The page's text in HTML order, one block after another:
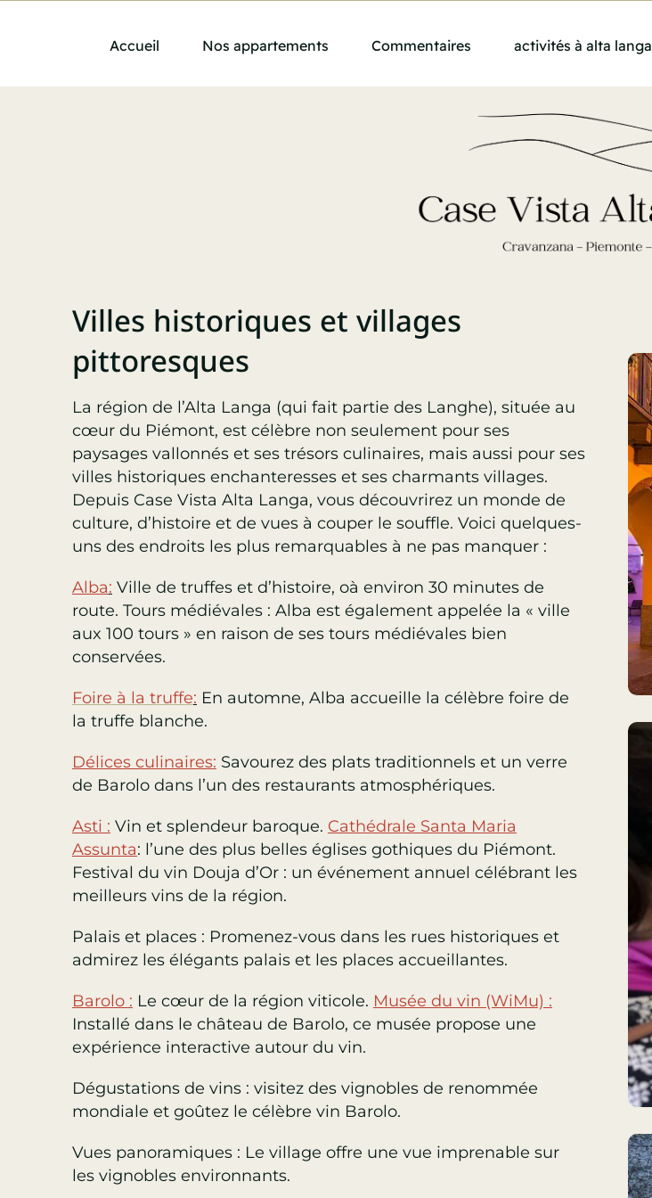
Accueil Nos appartements Commentaires activités à alta langa
Villes historiques et villages
pittoresques
La région de l’Alta Langa (qui fait partie des Langhe), située au
cœur du Piémont, est célèbre non seulement pour ses
paysages vallonnés et ses trésors culinaires, mais aussi pour ses
villes historiques enchanteresses et ses charmants villages.
Depuis Case Vista Alta Langa, vous découvrirez un monde de
culture, d’histoire et de vues à couper le souffle. Voici quelques-
uns des endroits les plus remarquables à ne pas manquer :
Alba: Ville de truffes et d’histoire, oà environ 30 minutes de
route. Tours médiévales : Alba est également appelée la « ville
aux 100 tours » en raison de ses tours médiévales bien
conservées.
Foire à la truffe: En automne, Alba accueille la célèbre foire de
la truffe blanche.
Délices culinaires: Savourez des plats traditionnels et un verre
de Barolo dans l’un des restaurants atmosphériques.
Asti : Vin et splendeur baroque. Cathédrale Santa Maria
Assunta: l’une des plus belles églises gothiques du Piémont.
Festival du vin Douja d’Or : un événement annuel célébrant les
meilleurs vins de la région.
Palais et places : Promenez-vous dans les rues historiques et
admirez les élégants palais et les places accueillantes.
Barolo : Le cœur de la région viticole. Musée du vin (WiMu) :
Installé dans le château de Barolo, ce musée propose une
expérience interactive autour du vin.
Dégustations de vins : visitez des vignobles de renommée
mondiale et goûtez le célèbre vin Barolo.
Vues panoramiques : Le village offre une vue imprenable sur
les vignobles environnants.